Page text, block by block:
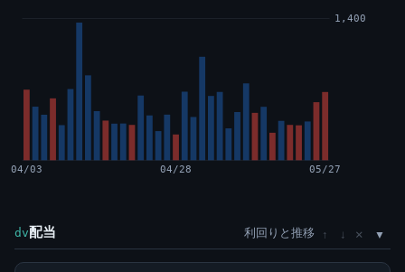
1,400
04/03 04/28 05/27
dv配当 利回りと推移 ↑ ↓ ×